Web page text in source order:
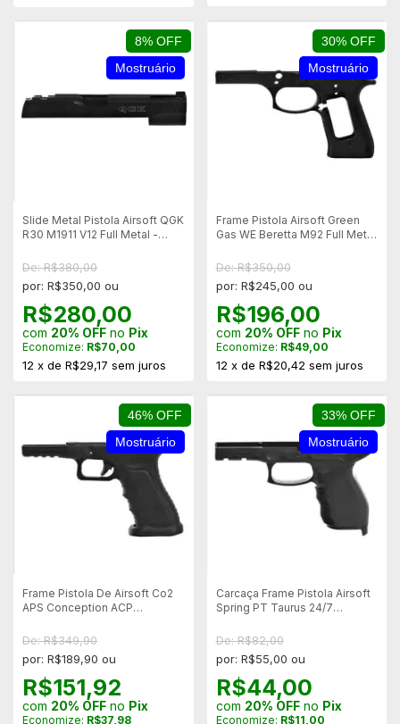
8% OFF
Mostruário
Slide Metal Pistola Airsoft QGK
R30 M1911 V12 Full Metal -
De: R$380,00
por: R$350,00 ou
R$280,00
com 20% OFF no Pix
Economize: R$70,00
12 x de R$29,17 sem juros
30% OFF
Mostruário
Frame Pistola Airsoft Green
Gas WE Beretta M92 Full Metal
De: R$350,00
por: R$245,00 ou
R$196,00
com 20% OFFno Pix
Economize: R$49,00
12 x de R$20,42 sem juros
46% OFF
Mostruário
Frame Pistola De Airsoft Co2
APS Conception ACP
De: R$349,90
por: R$189,90 ou
R$151,92
com 20% OFF no Pix
Economize: R$37,98
33% OFF
Mostruário
Carcaça Frame Pistola Airsoft
Spring PT Taurus 24/7
De: R$82,00
por: R$55,00 ou
R$44,00
com 20% OFFno Pix
Economize: R$11,00